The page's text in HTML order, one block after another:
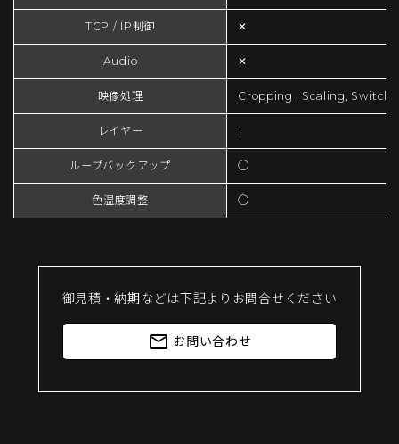
TCP / IP制御 ✕
Audio ✕
映像処理 Cropping , Scaling,
レイヤー 1
ループバックアップ ◯
色温度調整 ◯
御見積・納期などは下記よりお問合せください
mail_outline お問い合わせ